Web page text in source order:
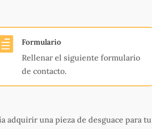
 Formulario
Rellenar el siguiente formulario
de contacto.
adquirir una pieza de desguace para tu